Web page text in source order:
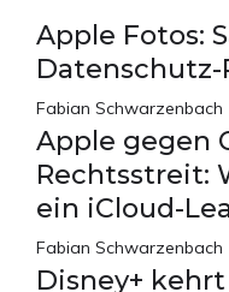
Apple Fotos:
Fabian Schwarzenbach
Apple gegen
Rechtsstreit:
ein iCloud-
Fabian Schwarzenbach
Disney+